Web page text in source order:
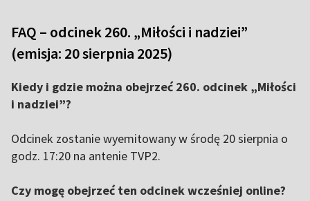
FAQ – odcinek 260. „Miłości i nadziei”
(emisja: 20 sierpnia 2025)
Kiedy i gdzie można obejrzeć 260. odcinek „Miłości
i nadziei”?
Odcinek zostanie wyemitowany w środę 20 sierpnia o
godz. 17:20 na antenie TVP2.
Czy mogę obejrzeć ten odcinek wcześniej online?